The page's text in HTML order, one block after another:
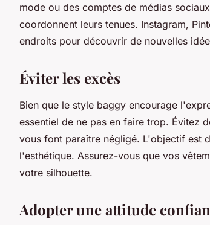
mode ou des comptes de médias
coordonnent leurs tenues. Instagram,
endroits pour découvrir de nouvelles
Éviter les excès
Bien que le style baggy encourage
essentiel de ne pas en faire trop. Évitez
vous font paraître négligé. L'objectif est
l'esthétique. Assurez-vous que vos
votre silhouette.
Adopter une attitude